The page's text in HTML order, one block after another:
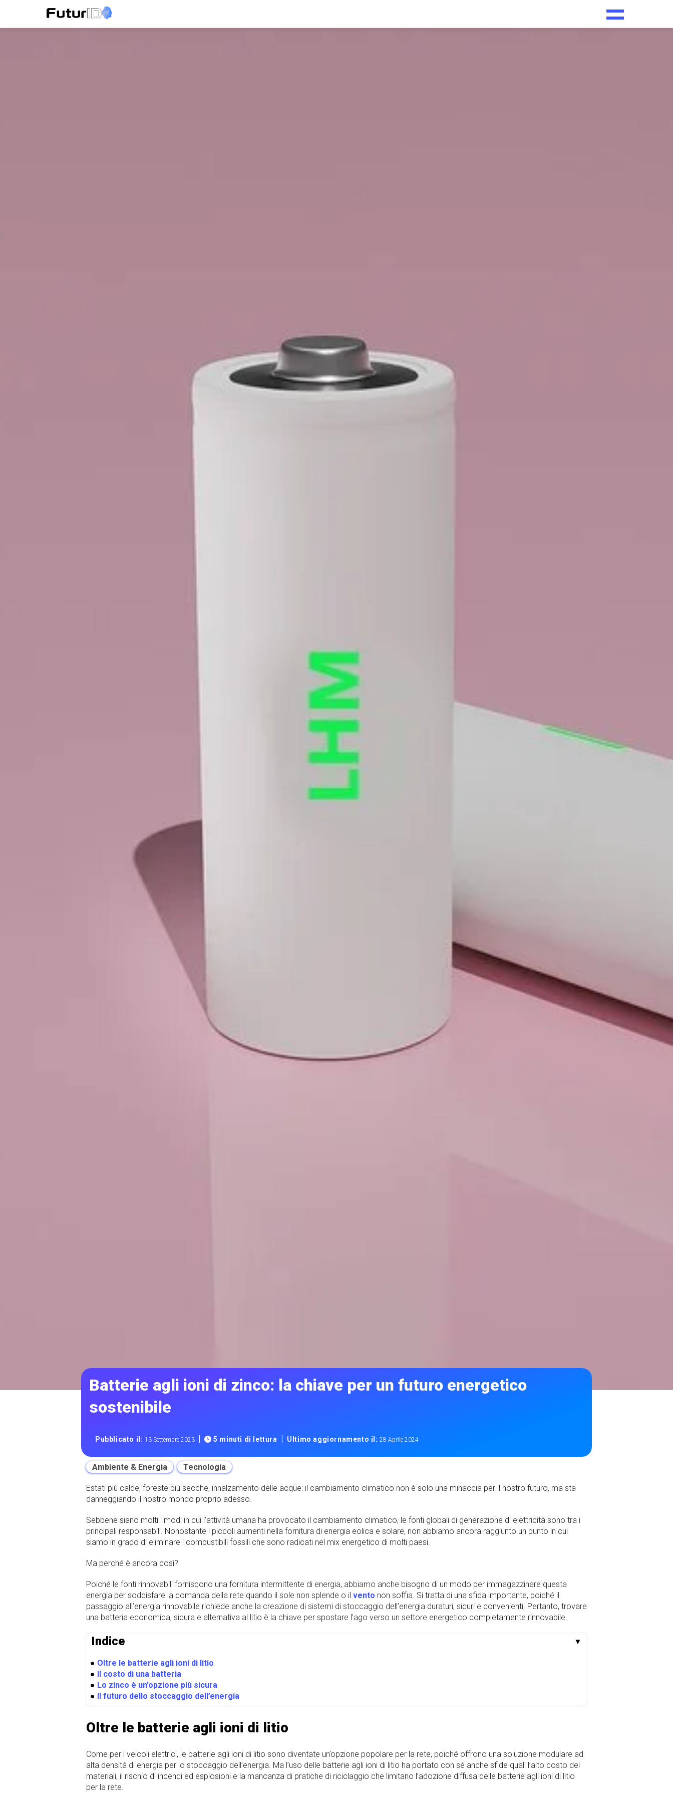
Batterie agli ioni di zinco: la chiave per un futuro energetico
sostenibile
Pubblicato il:13 Settembre 2023 | 5 minuti di lettura | Ultimo aggiornamento il:28 Aprile 2024
Ambiente & Energia Tecnologia
Estati più calde, foreste più secche, innalzamento delle acque: il cambiamento climatico non è solo una minaccia per il nostro futuro, ma sta
danneggiando il nostro mondo proprio adesso.
Sebbene siano molti i modi in cui l’attività umana ha provocato il cambiamento climatico, le fonti globali di generazione di elettricità sono tra i
principali responsabili. Nonostante i piccoli aumenti nella fornitura di energia eolica e solare, non abbiamo ancora raggiunto un punto in cui
siamo in grado di eliminare i combustibili fossili che sono radicati nel mix energetico di molti paesi.
Ma perché è ancora così?
Poiché le fonti rinnovabili forniscono una fornitura intermittente di energia, abbiamo anche bisogno di un modo per immagazzinare questa
energia per soddisfare la domanda della rete quando il sole non splende o il vento non soffia. Si tratta di una sfida importante, poiché il
passaggio all’energia rinnovabile richiede anche la creazione di sistemi di stoccaggio dell’energia duraturi, sicuri e convenienti. Pertanto, trovare
una batteria economica, sicura e alternativa al litio è la chiave per spostare l’ago verso un settore energetico completamente rinnovabile.
Indice ▼
● Oltre le batterie agli ioni di litio
●
Il costo di una batteria
● Lo zinco è un’opzione più sicura
●
Il futuro dello stoccaggio dell’energia
Oltre le batterie agli ioni di litio
Come per i veicoli elettrici, le batterie agli ioni di litio sono diventate un’opzione popolare per la rete, poiché offrono una soluzione modulare ad
alta densità di energia per lo stoccaggio dell’energia. Ma l’uso delle batterie agli ioni di litio ha portato con sé anche sfide quali l’alto costo dei
materiali, il rischio di incendi ed esplosioni e la mancanza di pratiche di riciclaggio che limitano l’adozione diffusa delle batterie agli ioni di litio
per la rete.